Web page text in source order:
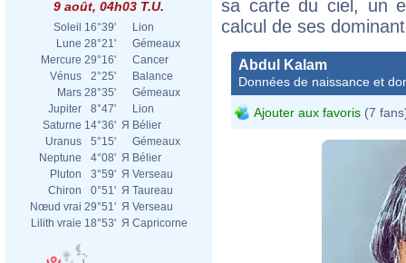
9 août, 04h03 T.U.
Soleil 16°39'
Lion
Lune 28°21'
Gémeaux
Mercure 29°16'
Cancer
Vénus
2°25'
Balance
Mars 28°35'
Gémeaux
Jupiter
8°47'
Lion
Saturne 14°36' Я Bélier
Uranus
5°15'
Gémeaux
Neptune
4°08' Я Bélier
Pluton
3°59' Я Verseau
Chiron
0°51' Я Taureau
Nœud vrai 29°51' Я Verseau
Lilith vraie 18°53' Я Capricorne
sa carte du ciel, un
calcul de ses
Abdul Kalam
Données de naissance et
Ajouter aux favoris (7